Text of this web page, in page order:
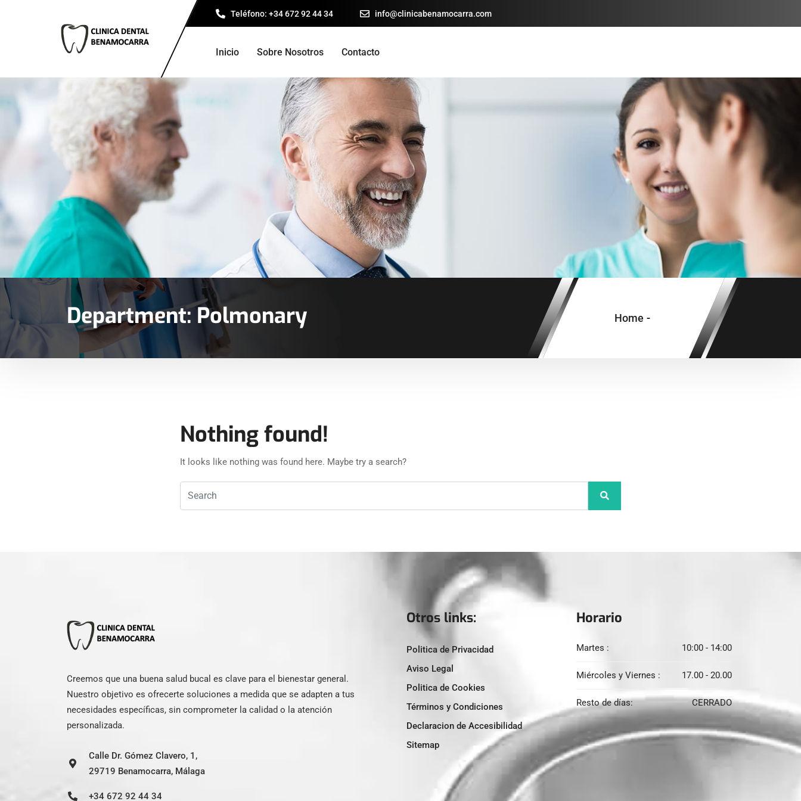
Teléfono: +34 672 92 44 34 info@clinicabenamocarra.com
Inicio Sobre Nosotros Contacto
Department:Polmonary Home -
Nothing found!
It looks like nothing was found here. Maybe try a search?
Creemos que una buena salud bucal es clave para el bienestar general.
Nuestro objetivo es ofrecerte soluciones a medida que se adapten a tus
necesidades específicas, sin comprometer la calidad o la atención
personalizada.
Calle Dr. Gómez Clavero, 1,
29719 Benamocarra, Málaga
+34 672 92 44 34
Otros links:
Politica de Privacidad
Aviso Legal
Politica de Cookies
Términos y Condiciones
Declaracion de Accesibilidad
Sitemap
Horario
Martes : 10:00 - 14:00
Miércoles y Viernes : 17.00 - 20.00
Resto de días: CERRADO